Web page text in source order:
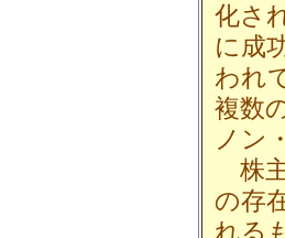
化さ
に成
われ
複数
ノン
株
の存
れる